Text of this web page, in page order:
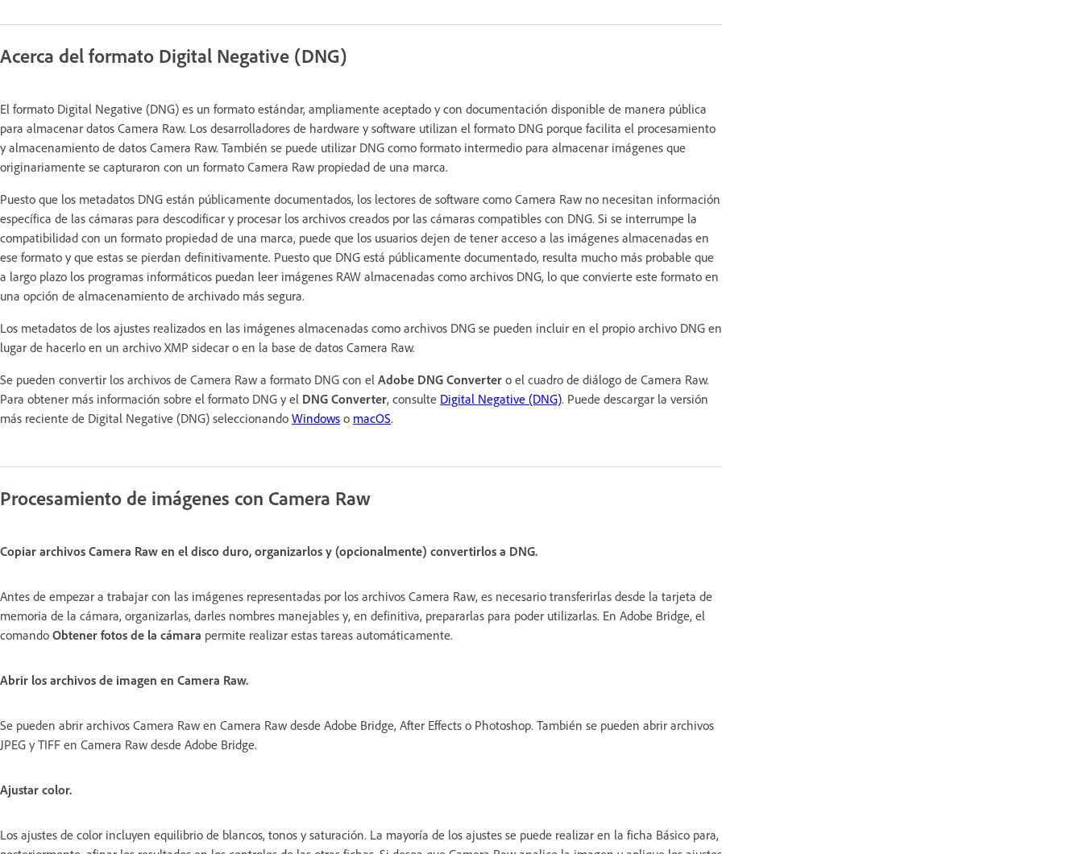
Acerca del formato Digital Negative (DNG)
El formato Digital Negative (DNG) es un formato estándar, ampliamente aceptado y con documentación disponible de manera pública
para almacenar datos Camera Raw. Los desarrolladores de hardware y software utilizan el formato DNG porque facilita el procesamiento
y almacenamiento de datos Camera Raw. También se puede utilizar DNG como formato intermedio para almacenar imágenes que
originariamente se capturaron con un formato Camera Raw propiedad de una marca.
Puesto que los metadatos DNG están públicamente documentados, los lectores de software como Camera Raw no necesitan información
específica de las cámaras para descodificar y procesar los archivos creados por las cámaras compatibles con DNG. Si se interrumpe la
compatibilidad con un formato propiedad de una marca, puede que los usuarios dejen de tener acceso a las imágenes almacenadas en
ese formato y que estas se pierdan definitivamente. Puesto que DNG está públicamente documentado, resulta mucho más probable que
a largo plazo los programas informáticos puedan leer imágenes RAW almacenadas como archivos DNG, lo que convierte este formato en
una opción de almacenamiento de archivado más segura.
Los metadatos de los ajustes realizados en las imágenes almacenadas como archivos DNG se pueden incluir en el propio archivo DNG en
lugar de hacerlo en un archivo XMP sidecar o en la base de datos Camera Raw.
Se pueden convertir los archivos de Camera Raw a formato DNG con el Adobe DNG Converter o el cuadro de diálogo de Camera Raw.
Para obtener más información sobre el formato DNG y el DNG Converter, consulte Digital Negative (DNG). Puede descargar la versión
más reciente de Digital Negative (DNG) seleccionando Windows o macOS.
Procesamiento de imágenes con Camera Raw
Copiar archivos Camera Raw en el disco duro, organizarlos y (opcionalmente) convertirlos a DNG.
Antes de empezar a trabajar con las imágenes representadas por los archivos Camera Raw, es necesario transferirlas desde la tarjeta de
memoria de la cámara, organizarlas, darles nombres manejables y, en definitiva, prepararlas para poder utilizarlas. En Adobe Bridge, el
comando Obtener fotos de la cámara permite realizar estas tareas automáticamente.
Abrir los archivos de imagen en Camera Raw.
Se pueden abrir archivos Camera Raw en Camera Raw desde Adobe Bridge, After Effects o Photoshop. También se pueden abrir archivos
JPEG y TIFF en Camera Raw desde Adobe Bridge.
Ajustar color.
Los ajustes de color incluyen equilibrio de blancos, tonos y saturación. La mayoría de los ajustes se puede realizar en la ficha Básico para,